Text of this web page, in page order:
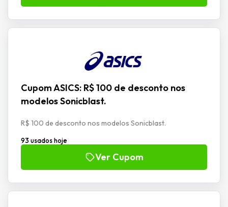
Cupom ASICS: R$ 100 de desconto nos
modelos Sonicblast.
R$ 100 de desconto nos modelos Sonicblast.
93 usados hoje
Ver Cupom